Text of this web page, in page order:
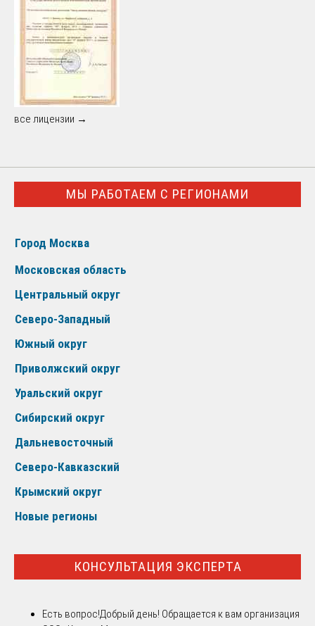
все лицензии →
МЫ РАБОТАЕМ С РЕГИОНАМИ
Город Москва
Московская область
Центральный округ
Северо-Западный
Южный округ
Приволжский округ
Уральский округ
Сибирский округ
Дальневосточный
Северо-Кавказский
Крымский округ
Новые регионы
КОНСУЛЬТАЦИЯ ЭКСПЕРТА
Есть вопрос!Добрый день! Обращается к вам организация